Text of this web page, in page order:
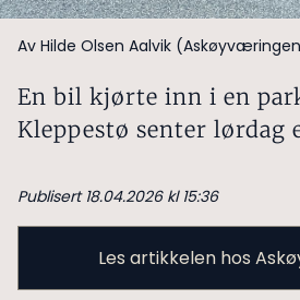
Av Hilde Olsen Aalvik
En bil kjørte inn i en
Kleppestø senter lørdag
Publisert 18.04.2026 kl 15:36
Les artikkelen hos